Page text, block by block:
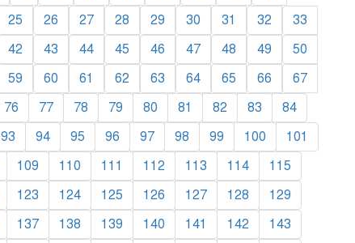
25 26 27 28 29 30 31 32
33
42 43 44 45 46 47 48 49
50
59 60 61 62 63 64 65 66
67
76 77 78 79 80 81 82 83
84
93 94 95 96 97 98 99 100
101
109 110 111 112 113 114
115
123 124 125 126 127 128
129
137 138 139 140 141 142
143